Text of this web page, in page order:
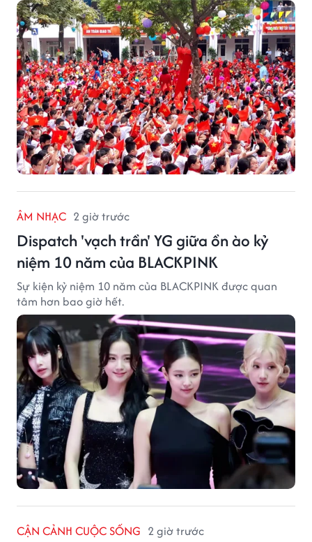
ÂM NHẠC 2 giờ trước
Dispatch 'vạch trần' YG giữa ồn ào kỷ
niệm 10 năm của BLACKPINK
Sự kiện kỷ niệm 10 năm của BLACKPINK được quan
tâm hơn bao giờ hết.
CẬN CẢNH CUỘC SỐNG 2 giờ trước